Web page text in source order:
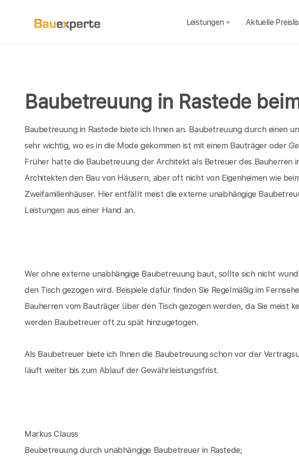
Leistungen Aktuelle
Baubetreuung in Rastede
Baubetreuung in Rastede biete ich Ihnen an. Baubetreuung durch einen
sehr wichtig, wo es in die Mode gekommen ist mit einem Bauträger oder
Früher hatte die Baubetreuung der Architekt als Betreuer des Bauherren
Architekten den Bau von Häusern, aber oft nicht von Eigenheimen wie
Zweifamilienhäuser. Hier entfällt meist die externe unabhängige
Leistungen aus einer Hand an.
Wer ohne externe unabhängige Baubetreuung baut, sollte sich nicht
den Tisch gezogen wird. Beispiele dafür finden Sie Regelmäßig im
Bauherren vom Bauträger über den Tisch gezogen werden, da Sie meist
werden Baubetreuer oft zu spät hinzugetogen.
Als Baubetreuer biete ich Ihnen die Baubetreuung schon vor der
läuft weiter bis zum Ablauf der Gewährleistungsfrist.
Markus Clauss
Beubetreuung durch unabhängige Baubetreuer in Rastede;